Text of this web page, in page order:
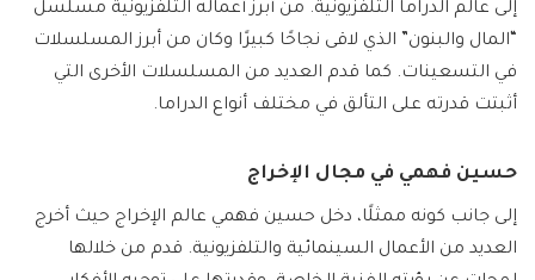
إلى عالم الدراما التلفزيونية. من أبرز أعماله التلفزيونية مسلسل
“المال والبنون” الذي لاقى نجاحًا كبيرًا وكان من أبرز المسلسلات
في التسعينات. كما قدم العديد من المسلسلات الأخرى التي
أثبتت قدرته على التألق في مختلف أنواع الدراما.
حسين فهمي في مجال الإخراج
إلى جانب كونه ممثلًا، دخل حسين فهمي عالم الإخراج حيث أخرج
العديد من الأعمال السينمائية والتلفزيونية. قدم من خلالها